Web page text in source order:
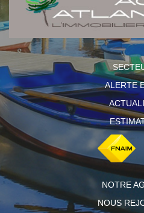
ALERTE
NOTRE
NOUS